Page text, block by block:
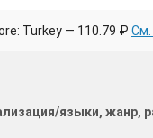
Turkey — 110.79 ₽ См.
языки, жанр,